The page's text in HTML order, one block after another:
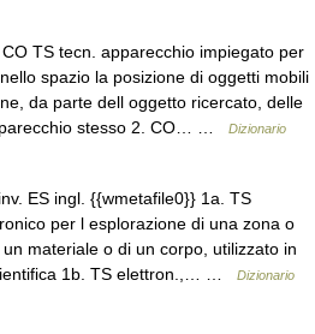
TS tecn. apparecchio impiegato per
spazio la posizione di oggetti mobili
da parte dell oggetto ricercato, delle
stesso 2. CO… …
Dizionario
ES ingl. {{wmetafile0}} 1a. TS
per l esplorazione di una zona o
materiale o di un corpo, utilizzato in
1b. TS elettron.,… …
Dizionario